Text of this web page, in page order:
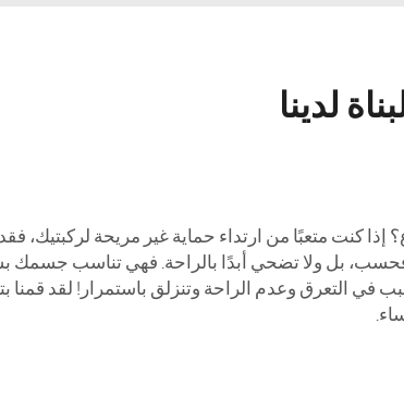
لدينا
متعبًا من ارتداء حماية غير مريحة لركبتيك،
قصوى فحسب، بل ولا تضحي أبدًا بالراحة. فهي تناسب
في التعرق وعدم الراحة وتنزلق باستمرار! لقد قمنا